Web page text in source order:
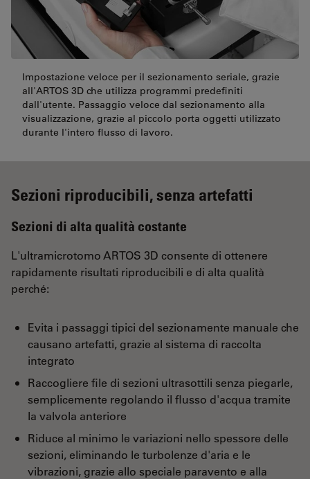
Impostazione veloce per il sezionamento seriale, grazie
all'ARTOS 3D che utilizza programmi predefiniti
dall'utente. Passaggio veloce dal sezionamento alla
visualizzazione, grazie al piccolo porta oggetti utilizzato
durante l'intero flusso di lavoro.
Sezioni riproducibili, senza artefatti
Sezioni di alta qualità costante
L'ultramicrotomo ARTOS 3D consente di ottenere
rapidamente risultati riproducibili e di alta qualità
perché:
Evita i passaggi tipici del sezionamente manuale che
causano artefatti, grazie al sistema di raccolta
integrato
Raccogliere file di sezioni ultrasottili senza piegarle,
semplicemente regolando il flusso d'acqua tramite
la valvola anteriore
Riduce al minimo le variazioni nello spessore delle
sezioni, eliminando le turbolenze d'aria e le
vibrazioni, grazie allo speciale paravento e alla